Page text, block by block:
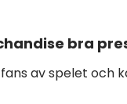
bra
av spelet och